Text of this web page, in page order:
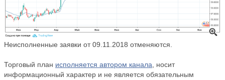
Неисполненные заявки от 09.11.2018 отменяются.
Торговый план исполняется автором канала , носит
информационный характер и не является обязательным